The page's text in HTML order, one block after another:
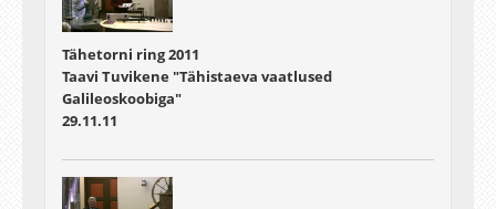
Tähetorni ring 2011
Taavi Tuvikene "Tähistaeva vaatlused
Galileoskoobiga"
29.11.11